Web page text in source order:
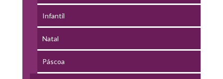
Infantil
Natal
Páscoa